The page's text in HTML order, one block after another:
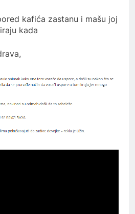
kafića zastanu i mašu joj
kada